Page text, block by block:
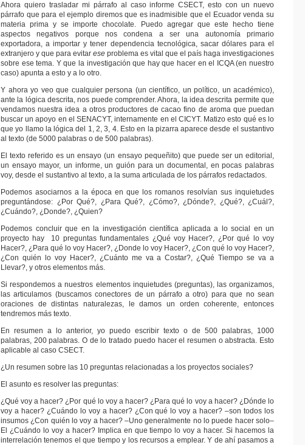
Ahora quiero trasladar mi párrafo al caso informe CSECT, esto con un nuevo
párrafo que para el ejemplo diremos que es inadmisible que el Ecuador venda su
materia prima y se importe chocolate. Puedo agregar que este hecho tiene
aspectos negativos porque nos condena a ser una autonomía primario
exportadora, a importar y tener dependencia tecnológica, sacar dólares para el
extranjero y que para evitar ese problema es vital que el país haga investigaciones
sobre ese tema. Y que la investigación que hay que hacer en el ICQA (en nuestro
caso) apunta a esto y a lo otro.
Y ahora yo veo que cualquier persona (un científico, un político, un académico),
ante la lógica descrita, nos puede comprender. Ahora, la idea descrita permite que
vendamos nuestra idea a otros productores de cacao fino de aroma que puedan
buscar un apoyo en el SENACYT, internamente en el CICYT. Matizo esto qué es lo
que yo llamo la lógica del 1, 2, 3, 4. Esto en la pizarra aparece desde el sustantivo
al texto (de 5000 palabras o de 500 palabras).
El texto referido es un ensayo (un ensayo pequeñito) que puede ser un editorial,
un ensayo mayor, un informe, un guión para un documental, en pocas palabras
voy, desde el sustantivo al texto, a la suma articulada de los párrafos redactados.
Podemos asociarnos a la época en que los romanos resolvían sus inquietudes
preguntándose: ¿Por Qué?, ¿Para Qué?, ¿Cómo?, ¿Dónde?, ¿Qué?, ¿Cuál?,
¿Cuándo?, ¿Donde?, ¿Quien?
Podemos concluir que en la investigación científica aplicada a lo social en un
proyecto hay 10 preguntas fundamentales ¿Qué voy Hacer?, ¿Por qué lo voy
Hacer?, ¿Para qué lo voy Hacer?, ¿Donde lo voy Hacer?, ¿Con qué lo voy Hacer?,
¿Con quién lo voy Hacer?, ¿Cuánto me va a Costar?, ¿Qué Tiempo se va a
Llevar?, y otros elementos más.
Si respondemos a nuestros elementos inquietudes (preguntas), las organizamos,
las articulamos (buscamos conectores de un párrafo a otro) para que no sean
oraciones de distintas naturalezas, le damos un orden coherente, entonces
tendremos más texto.
En resumen a lo anterior, yo puedo escribir texto o de 500 palabras, 1000
palabras, 200 palabras. O de lo tratado puedo hacer el resumen o abstracta. Esto
aplicable al caso CSECT.
¿Un resumen sobre las 10 preguntas relacionadas a los proyectos sociales?
El asunto es resolver las preguntas:
¿Qué voy a hacer? ¿Por qué lo voy a hacer? ¿Para qué lo voy a hacer? ¿Dónde lo
voy a hacer? ¿Cuándo lo voy a hacer? ¿Con qué lo voy a hacer? –son todos los
insumos­ ¿Con quién lo voy a hacer? –Uno generalmente no lo puede hacer solo–
El ¿Cuándo lo voy a hacer? Implica en que tiempo lo voy a hacer. Si hacemos la
interrelación tenemos el que tiempo y los recursos a emplear. Y de ahí pasamos a